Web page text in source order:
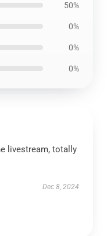
50%
0%
0%
0%
livestream, totally
Dec 8, 2024